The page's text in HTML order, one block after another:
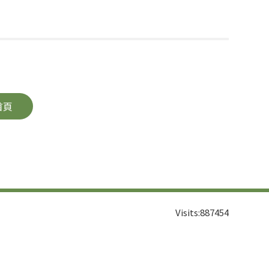
頁
Visits:887454